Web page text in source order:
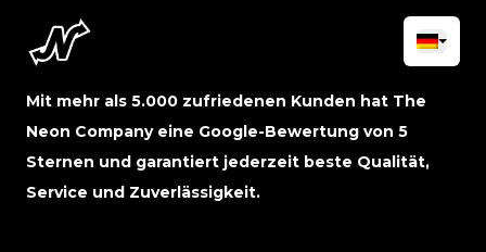
Mit mehr als 5.000 zufriedenen Kunden hat The
Neon Company eine Google-Bewertung von 5
Sternen und garantiert jederzeit beste Qualität,
Service und Zuverlässigkeit.